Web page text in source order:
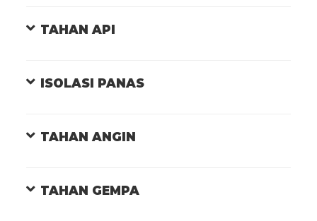
TAHAN API
ISOLASI PANAS
TAHAN ANGIN
TAHAN GEMPA